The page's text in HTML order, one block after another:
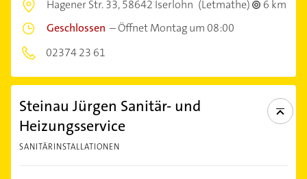
Hagener Str. 33,58642 Iserlohn (Letmathe)
6 km
Geschlossen –Öffnet Montag um 08:00
02374 23 61
Steinau Jürgen Sanitär- und
Heizungsservice
SANITÄRINSTALLATIONEN